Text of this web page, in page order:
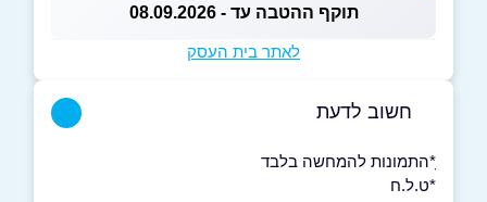
תוקף ההטבה עד - 08.09.2026
לאתר בית העסק
חשוב לדעת
ָ*התמונות להמחשה בלבד
*ט.ל.ח